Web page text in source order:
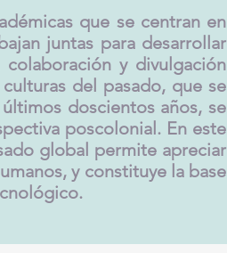
que se centran en
juntas para desarrollar
y divulgación
del pasado, que se
doscientos años, se
poscolonial. En este
global permite apreciar
y constituye la base